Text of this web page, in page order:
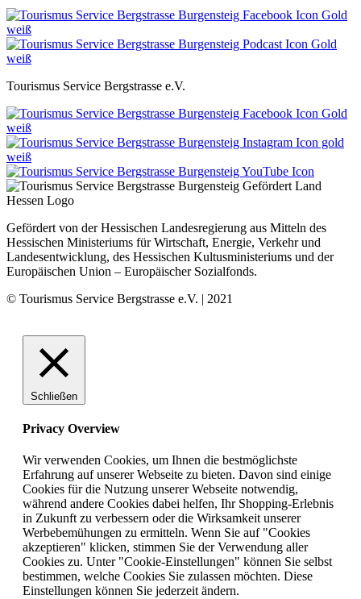
Tourismus Service Bergstrasse e.V.
Gefördert von der Hessischen Landesregierung aus Mitteln des
Hessischen Ministeriums für Wirtschaft, Energie, Verkehr und
Landesentwicklung, des Hessischen Kultusministeriums und der
Europäischen Union – Europäischer Sozialfonds.
© Tourismus Service Bergstrasse e.V. | 2021
Schließen
Privacy Overview
Wir verwenden Cookies, um Ihnen die bestmöglichste
Erfahrung auf unserer Webseite zu bieten. Davon sind einige
Cookies für die Nutzung unserer Webseite notwendig,
während andere Cookies dabei helfen, Ihr Shopping-Erlebnis
in Zukunft zu verbessern oder die Wirksamkeit unserer
Werbebemühungen zu ermitteln. Wenn Sie auf "Cookies
akzeptieren" klicken, stimmen Sie der Verwendung aller
Cookies zu. Unter "Cookie-Einstellungen" können Sie selbst
bestimmen, welche Cookies Sie zulassen möchten. Diese
Einstellungen können Sie jederzeit ändern.